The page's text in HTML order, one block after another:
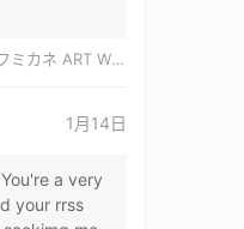
EXTRA Luminous Witches[DL]
1月14日
a very
your rrss